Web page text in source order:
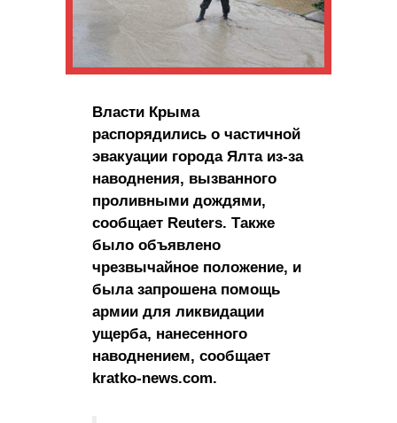
Власти Крыма
распорядились о частичной
эвакуации города Ялта из-за
наводнения, вызванного
проливными дождями,
сообщает Reuters. Также
было объявлено
чрезвычайное положение, и
была запрошена помощь
армии для ликвидации
ущерба, нанесенного
наводнением, сообщает
kratko-news.com.